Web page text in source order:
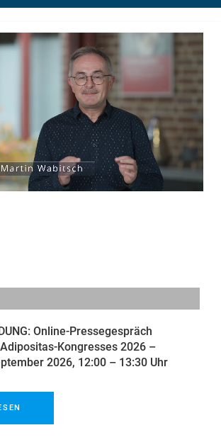
Online-Pressegespräch
Kongresses 2026 –
2026, 12:00 – 13:30 Uhr